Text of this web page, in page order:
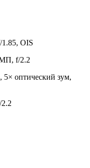
OIS
МП, f/2.2
оптический зум,